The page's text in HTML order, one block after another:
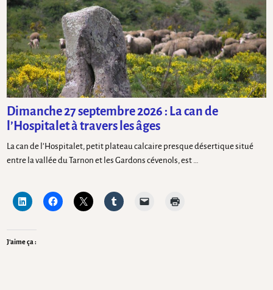
Dimanche 27 septembre 2026 : La can de
l’Hospitalet à travers les âges
La can de l’Hospitalet, petit plateau calcaire presque désertique situé
entre la vallée du Tarnon et les Gardons cévenols, est …
J’aime ça :